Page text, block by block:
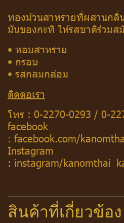
ทองม้วนสาหร่ายที่ผสานกลิ่
มันของกะทิ ให้รสชาติร่วมส
• หอมสาหร่าย
• กรอบ
• รสกลมกล่อม
ติดต่อเรา
โทร : 0-2270-0293 / 0-
facebook
: facebook.com/
Instagram
: instagram/
สินค้าที่เกี่ยวข้อง